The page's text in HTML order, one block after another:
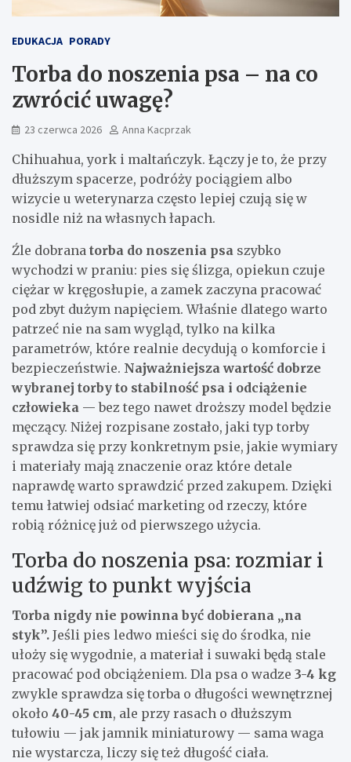
EDUKACJA PORADY
Torba do noszenia psa – na co
zwrócić uwagę?
23 czerwca 2026 Anna Kacprzak
Chihuahua, york i maltańczyk. Łączy je to, że przy
dłuższym spacerze, podróży pociągiem albo
wizycie u weterynarza często lepiej czują się w
nosidle niż na własnych łapach.
Źle dobrana torba do noszenia psa szybko
wychodzi w praniu: pies się ślizga, opiekun czuje
ciężar w kręgosłupie, a zamek zaczyna pracować
pod zbyt dużym napięciem. Właśnie dlatego warto
patrzeć nie na sam wygląd, tylko na kilka
parametrów, które realnie decydują o komforcie i
bezpieczeństwie. Najważniejsza wartość dobrze
wybranej torby to stabilność psa i odciążenie
człowieka — bez tego nawet droższy model będzie
męczący. Niżej rozpisane zostało, jaki typ torby
sprawdza się przy konkretnym psie, jakie wymiary
i materiały mają znaczenie oraz które detale
naprawdę warto sprawdzić przed zakupem. Dzięki
temu łatwiej odsiać marketing od rzeczy, które
robią różnicę już od pierwszego użycia.
Torba do noszenia psa: rozmiar i
udźwig to punkt wyjścia
Torba nigdy nie powinna być dobierana „na
styk”. Jeśli pies ledwo mieści się do środka, nie
ułoży się wygodnie, a materiał i suwaki będą stale
pracować pod obciążeniem. Dla psa o wadze 3-4 kg
zwykle sprawdza się torba o długości wewnętrznej
około 40-45 cm, ale przy rasach o dłuższym
tułowiu — jak jamnik miniaturowy — sama waga
nie wystarcza, liczy się też długość ciała.